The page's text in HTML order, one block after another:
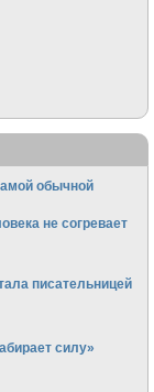
обычной
не согревает
писательницей
силу»